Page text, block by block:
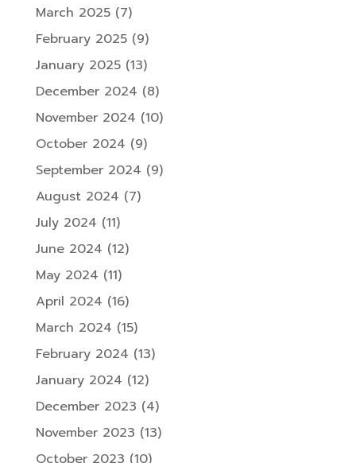
March 2025(7)
February 2025(9)
January 2025(13)
December 2024 (8)
November 2024 (10)
October 2024 (9)
September 2024 (9)
August 2024 (7)
July 2024 (11)
June 2024 (12)
May 2024 (11)
April 2024 (16)
March 2024 (15)
February 2024 (13)
January 2024 (12)
December 2023 (4)
November 2023 (13)
October 2023 (10)